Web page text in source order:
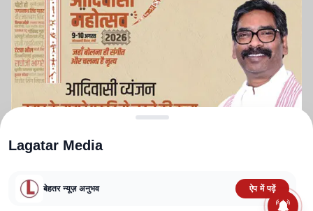
Lagatar Media
बेहतर न्यूज़ अनुभव ऐप में पढ़ें